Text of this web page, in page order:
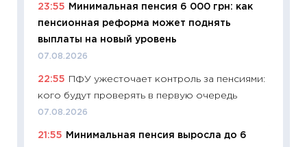
23:55
Минимальная пенсия 6 000 грн: как
пенсионная реформа может поднять
выплаты на новый уровень
07.08.2026
22:55
ПФУ ужесточает контроль за пенсиями:
кого будут проверять в первую очередь
07.08.2026
21:55 Минимальная пенсия выросла до 6